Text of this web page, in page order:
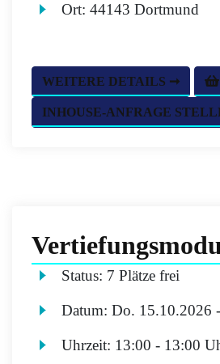
Ort:44143 Dortmund
WEITERE DETAILS ➞
INHOUSE-ANFRAGE
Status: 7 Plätze frei
Datum:Do. 15.10.2026 -
Uhrzeit: 13:00 - 13:00